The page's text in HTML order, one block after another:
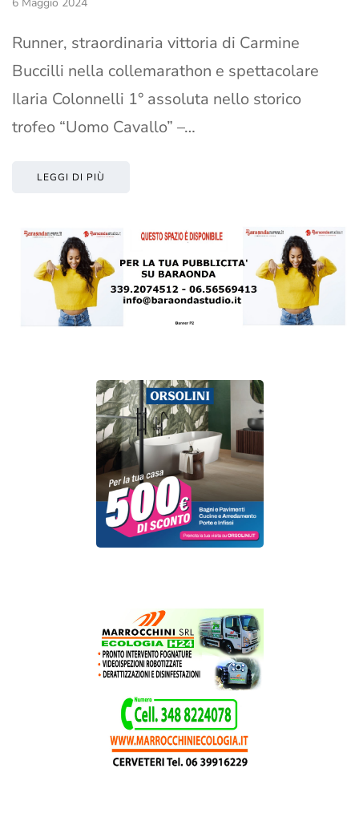
Runner, straordinaria vittoria di Carmine
Buccilli nella collemarathon e spettacolare
Ilaria Colonnelli 1° assoluta nello storico
trofeo “Uomo Cavallo” –…
LEGGI DI PIÙ